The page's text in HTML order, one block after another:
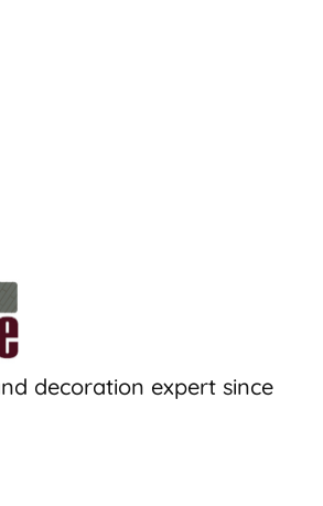
decoration expert since